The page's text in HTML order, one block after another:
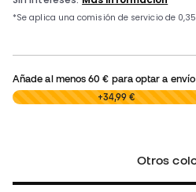
Añade al menos60 € para optar a
0,00 € +34,99 €
Otros